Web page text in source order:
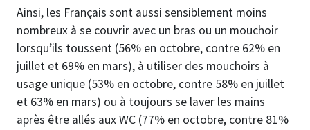
Ainsi, les Français sont aussi sensiblement moins
nombreux à se couvrir avec un bras ou un mouchoir
lorsqu’ils toussent (56% en octobre, contre 62% en
juillet et 69% en mars), à utiliser des mouchoirs à
usage unique (53% en octobre, contre 58% en juillet
et 63% en mars) ou à toujours se laver les mains
après être allés aux WC (77% en octobre, contre 81%